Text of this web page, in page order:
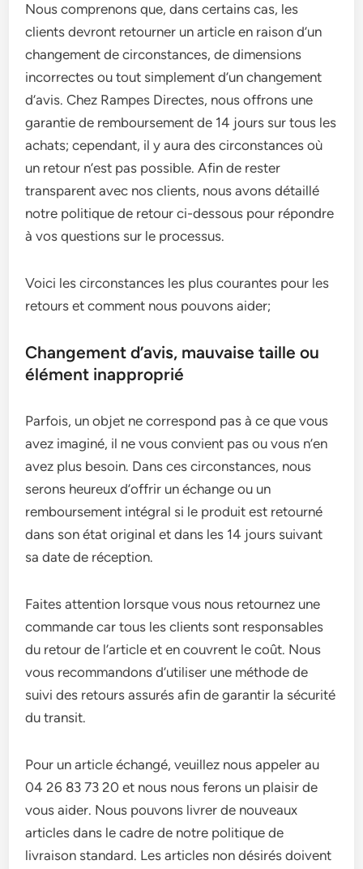
Nous comprenons que, dans certains cas, les
clients devront retourner un article en raison d’un
changement de circonstances, de dimensions
incorrectes ou tout simplement d’un changement
d’avis. Chez Rampes Directes, nous offrons une
garantie de remboursement de 14 jours sur tous les
achats; cependant, il y aura des circonstances où
un retour n’est pas possible. Afin de rester
transparent avec nos clients, nous avons détaillé
notre politique de retour ci-dessous pour répondre
à vos questions sur le processus.
Voici les circonstances les plus courantes pour les
retours et comment nous pouvons aider;
Changement d’avis, mauvaise taille ou
élément inapproprié
Parfois, un objet ne correspond pas à ce que vous
avez imaginé, il ne vous convient pas ou vous n’en
avez plus besoin. Dans ces circonstances, nous
serons heureux d’offrir un échange ou un
remboursement intégral si le produit est retourné
dans son état original et dans les 14 jours suivant
sa date de réception.
Faites attention lorsque vous nous retournez une
commande car tous les clients sont responsables
du retour de l’article et en couvrent le coût. Nous
vous recommandons d’utiliser une méthode de
suivi des retours assurés afin de garantir la sécurité
du transit.
Pour un article échangé, veuillez nous appeler au
04 26 83 73 20 et nous nous ferons un plaisir de
vous aider. Nous pouvons livrer de nouveaux
articles dans le cadre de notre politique de
livraison standard. Les articles non désirés doivent